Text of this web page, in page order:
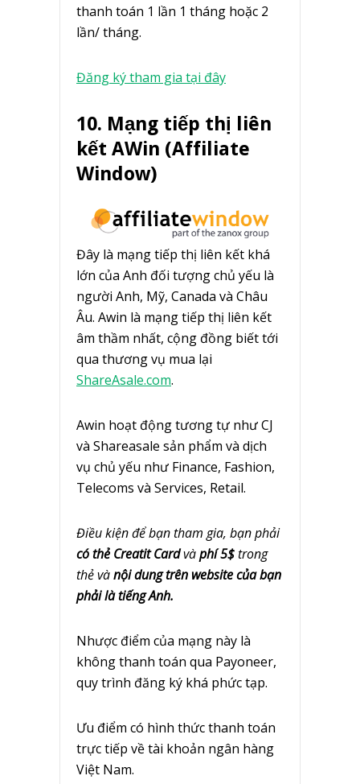
thanh toán 1 lần 1 tháng hoặc 2
lần/ tháng.
Đăng ký tham gia tại đây
10. Mạng tiếp thị liên
kết AWin (Affiliate
Window)
Đây là mạng tiếp thị liên kết khá
lớn của Anh đối tượng chủ yếu là
người Anh, Mỹ, Canada và Châu
Âu. Awin là mạng tiếp thị liên kết
âm thầm nhất, cộng đồng biết tới
qua thương vụ mua lại
ShareAsale.com.
Awin hoạt động tương tự như CJ
và Shareasale sản phẩm và dịch
vụ chủ yếu như Finance, Fashion,
Telecoms và Services, Retail.
Điều kiện để bạn tham gia, bạn phải
có thẻ Creatit Cardvàphí 5$trong
thẻ vànội dung trên website của bạn
phải là tiếng Anh.
Nhược điểm của mạng này là
không thanh toán qua Payoneer,
quy trình đăng ký khá phức tạp.
Ưu điểm có hình thức thanh toán
trực tiếp về tài khoản ngân hàng
Việt Nam.